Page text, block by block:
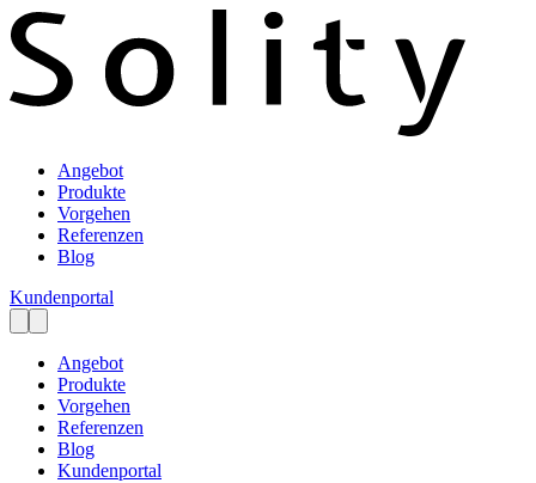
Angebot
Produkte
Vorgehen
Referenzen
Blog
Kundenportal
Angebot
Produkte
Vorgehen
Referenzen
Blog
Kundenportal